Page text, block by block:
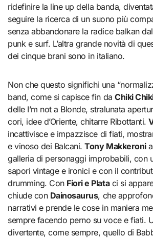
ridefinire la line up della banda,
seguire la ricerca di un suono più
senza abbandonare la radice balkan
punk e surf. L’altra grande novità di
dei cinque brani sono in italiano.
Non che questo significhi una
band, come si capisce fin daChiki
delle I’m not a Blonde, stralunata
cori, idee d’Oriente, chitarre Ribottanti.
incattivisce e impazzisce di fiati,
e vinoso dei Balcani.Tony Makkeroni
galleria di personaggi improbabili, con
sapori vintage e ironici e con il
drumming. Con Fiori e Plataci si
chiude con Dainosaurus, che
narrativi e prende le cose in maniera
sempre facendo perno su voce e fiati.
divertente, come sempre, quello di